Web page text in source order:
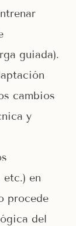
guiada).
cambios
y
en
procede
del